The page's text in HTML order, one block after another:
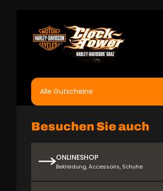
Alle Gutscheine
Besuchen Sie auch
ONLINESHOP
Bekleidung, Accessoirs, Schuhe